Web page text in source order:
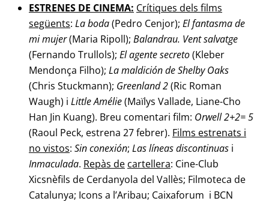
ESTRENES DE CINEMA: Crítiques dels films
següents: La boda(Pedro Cenjor); El fantasma de
mi mujer(Maria Ripoll); Balandrau. Vent salvatge
(Fernando Trullols); El agente secreto(Kleber
Mendonça Filho); La maldición de Shelby Oaks
(Chris Stuckmann); Greenland 2(Ric Roman
Waugh) i Little Amélie(Maïlys Vallade, Liane-Cho
Han Jin Kuang). Breu comentari film: Orwell 2+2= 5
(Raoul Peck, estrena 27 febrer). Films estrenats i
no vistos: Sin conexión; Las líneas discontinuas i
Inmaculada. Repàs de cartellera: Cine-Club
Xicsnèfils de Cerdanyola del Vallès; Filmoteca de
Catalunya; Icons a l’Aribau; Caixaforum i BCN